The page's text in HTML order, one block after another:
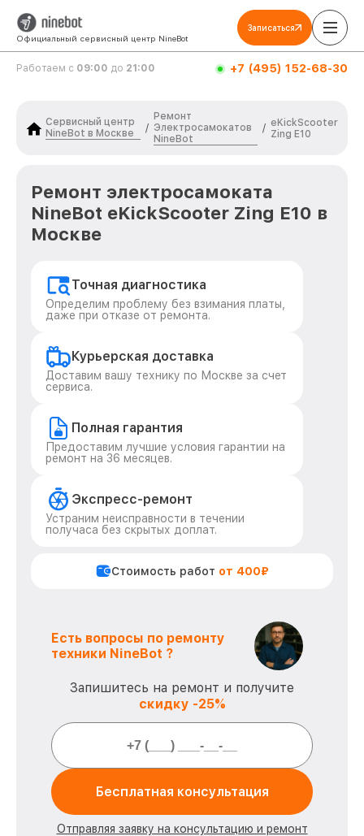
Официальный сервисный центр NineBot
Записаться
Работаем с 09:00 до 21:00 +7 (495) 152-68-30
Сервисный центр
NineBot в Москве
/
Ремонт
Электросамокатов
NineBot
/ eKickScooter
Zing E10
Ремонт электросамоката
NineBot eKickScooter Zing E10 в
Москве
Точная диагностика
Определим проблему без взимания платы,
даже при отказе от ремонта.
Курьерская доставка
Доставим вашу технику по Москве за счет
сервиса.
Полная гарантия
Предоставим лучшие условия гарантии на
ремонт на 36 месяцев.
Экспресс-ремонт
Устраним неисправности в течении
получаса без скрытых доплат.
Стоимость работ от 400₽
Есть вопросы по ремонту
техники NineBot ?
Запишитесь на ремонт и получите
скидку -25%
Бесплатная консультация
Отправляя заявку на консультацию и ремонт